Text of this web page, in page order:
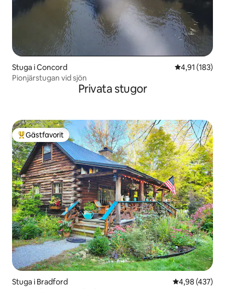
Stuga i Concord 4,91 av 5 i
4,91 (183)
Pionjärstugan vid sjön
Privata stugor
Populär gästfavorit
Gästfavorit
Stuga i Bradford 4,98 av 5 i
4,98 (437)